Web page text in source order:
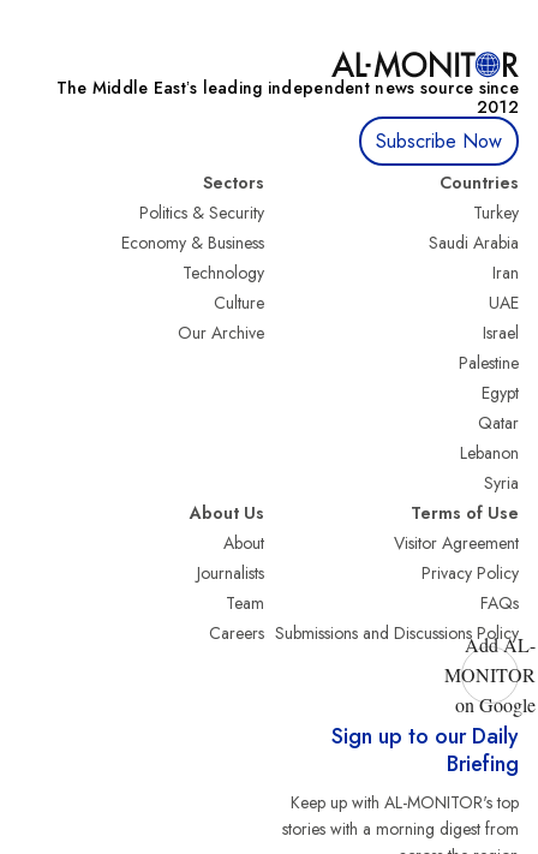
The Middle Eastʼs leading independent news source since
2012
Subscribe Now
Countries
Turkey
Saudi Arabia
Iran
UAE
Israel
Palestine
Egypt
Qatar
Lebanon
Syria
Sectors
Politics & Security
Economy & Business
Technology
Culture
Our Archive
Terms of Use
Visitor Agreement
Privacy Policy
FAQs
Submissions and Discussions Policy
About Us
About
Journalists
Team
Careers
Add AL-
MONITOR
on Google
Sign up to our Daily
Briefing
Keep up with AL-MONITOR's top
stories with a morning digest from